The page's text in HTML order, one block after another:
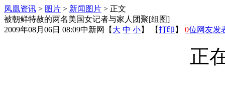
凤凰资讯 > 图片 > 新闻图片 > 正文
被朝鲜特赦的两名美国女记者与家人团聚[组图]
2009年08月06日 08:09中新网 【 大 中 小】 【打印 】 0位网友发
正